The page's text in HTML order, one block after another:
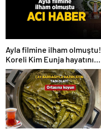
Ayla filmine ilham olmuştu!
Koreli Kim Eunja hayatını
kaybetti